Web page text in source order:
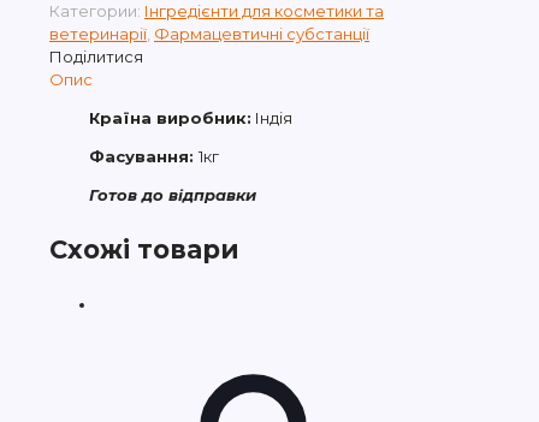
Категории: Інгредієнти для косметики та
ветеринарії, Фармацевтичні субстанції
Поділитися
Опис
Країна виробник: Індія
Фасування: 1кг
Готов до відправки
Схожі товари